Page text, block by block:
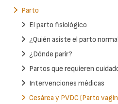
Parto
El parto fisiológico
¿Quién asiste el parto
¿Dónde parir?
Partos que requieren
Intervenciones médicas
Cesárea y PVDC (Parto